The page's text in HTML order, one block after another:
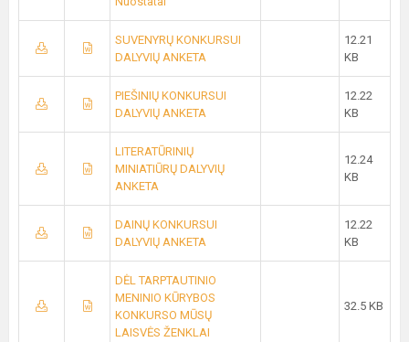
SUVENYRŲ KONKURSUI
DALYVIŲ ANKETA
12.21
KB
PIEŠINIŲ KONKURSUI
DALYVIŲ ANKETA
12.22
KB
LITERATŪRINIŲ
MINIATIŪRŲ DALYVIŲ
ANKETA
12.24
KB
DAINŲ KONKURSUI
DALYVIŲ ANKETA
12.22
KB
DĖL TARPTAUTINIO
MENINIO KŪRYBOS
KONKURSO MŪSŲ
LAISVĖS ŽENKLAI
32.5 KB